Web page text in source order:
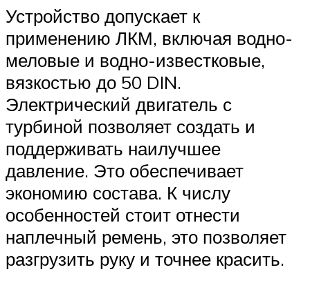
Устройство допускает к
применению ЛКМ, включая водно-
меловые и водно-известковые,
вязкостью до 50 DIN.
Электрический двигатель с
турбиной позволяет создать и
поддерживать наилучшее
давление. Это обеспечивает
экономию состава. К числу
особенностей стоит отнести
наплечный ремень, это позволяет
разгрузить руку и точнее красить.